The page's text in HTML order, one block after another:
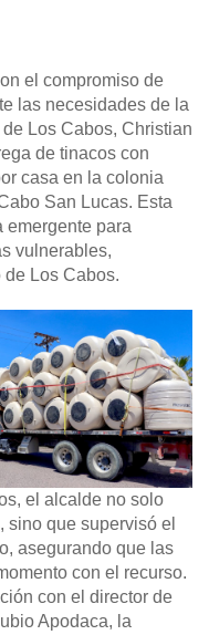
el compromiso de
las necesidades de la
Los Cabos, Christian
de tinacos con
casa en la colonia
San Lucas. Esta
emergente para
vulnerables,
Los Cabos.
el alcalde no solo
sino que supervisó el
asegurando que las
con el recurso.
con el director de
Apodaca, la